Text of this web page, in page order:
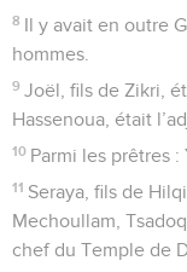
8 Il y avait en outre
hommes.
9 Joël, fils de Zikri,
Hassenoua, était
10 Parmi les prêtres :
11 Seraya, fils de
Mechoullam,
chef du Temple de